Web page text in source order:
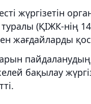
жүргізетін
(ҚІЖК-нің
жағдайларды
пайдаланудың
бақылау